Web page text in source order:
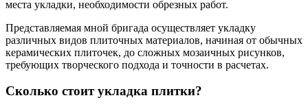
места укладки, необходимости обрезных работ.
Представляемая мной бригада осуществляет укладку
различных видов плиточных материалов, начиная от обычных
керамических плиточек, до сложных мозаичных рисунков,
требующих творческого подхода и точности в расчетах.
Сколько стоит укладка плитки?